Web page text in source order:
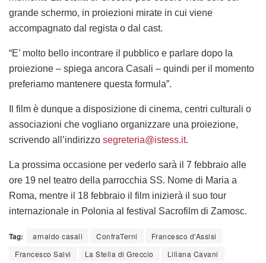
grande schermo, in proiezioni mirate in cui viene
accompagnato dal regista o dal cast.
“E’ molto bello incontrare il pubblico e parlare dopo la
proiezione – spiega ancora Casali – quindi per il momento
preferiamo mantenere questa formula”.
Il film è dunque a disposizione di cinema, centri culturali o
associazioni che vogliano organizzare una proiezione,
scrivendo all’indirizzo segreteria@istess.it.
La prossima occasione per vederlo sarà il 7 febbraio alle
ore 19 nel teatro della parrocchia SS. Nome di Maria a
Roma, mentre il 18 febbraio il film inizierà il suo tour
internazionale in Polonia al festival Sacrofilm di Zamosc.
Tag: arnaldo casali ConfraTerni
Francesco d’Assisi
Francesco Salvi
La Stella di Greccio
Liliana Cavani